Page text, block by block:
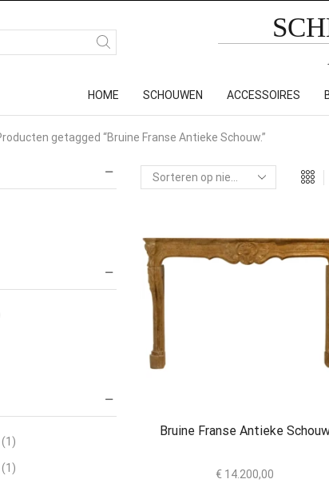
HOME SCHOUWEN ACCESSOIRES
getagged “Bruine Franse Antieke Schouw.”
Bruine Franse Antieke
€ 14.200,00
(1)
(1)